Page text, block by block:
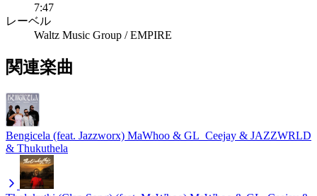
7:47
レーベル
Waltz Music Group / EMPIRE
関連楽曲
Bengicela (feat. Jazzworx) MaWhoo & GL_Ceejay & JAZZWRLD
& Thukuthela